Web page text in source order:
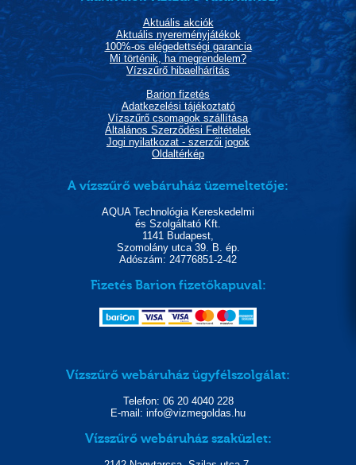
Aktuális akciók
Aktuális nyereményjátékok
100%-os elégedettségi garancia
Mi történik, ha megrendelem?
Vízszűrő hibaelhárítás
Barion fizetés
Adatkezelési tájékoztató
Vízszűrő csomagok szállítása
Általános Szerződési Feltételek
Jogi nyilatkozat - szerzői jogok
Oldaltérkép
A vízszűrő webáruház üzemeltetője:
AQUA Technológia Kereskedelmi
és Szolgáltató Kft.
1141 Budapest,
Szomolány utca 39. B. ép.
Adószám: 24776851-2-42
Fizetés Barion fizetőkapuval:
Vízszűrő webáruház ügyfélszolgálat:
Telefon: 06 20 4040 228
E-mail: info@vizmegoldas.hu
Vízszűrő webáruház szaküzlet: